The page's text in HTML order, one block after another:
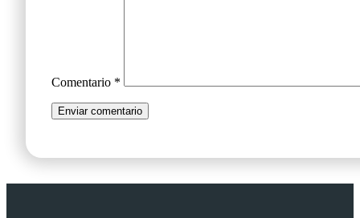
Comentario *